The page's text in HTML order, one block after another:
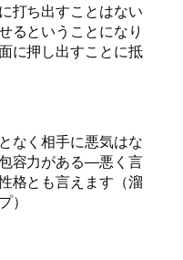
打ち出すことはない
るということになり
に押し出すことに抵
なく相手に悪気はな
容力がある―悪く言
格とも言えます（溜
）